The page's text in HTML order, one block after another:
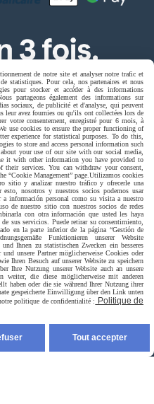
rapide
et union europeen
de notre site et analyser notre trafic et
statistiques. Pour cela, nos partenaires et nous
pour stocker et accéder à des informations
partageons également des informations sur
sociaux, de publicité et d'analyse, qui peuvent
leur avez fournies ou qu'ils ont collectées lors de
votre consentement, enregistré pour 6 mois, à
use cookies to ensure the proper functioning of
experience for statistical purposes. To do this,
to store and access personal information such
your use of our site with our social media,
it with other information you have provided to
services. You can withdraw your consent,
“Cookie Management” page. Utilizamos cookies
sitio y analizar nuestro tráfico y ofrecerle una
esto, nosotros y nuestros socios podemos usar
a información personal como su visita a nuestro
de nuestro sitio con nuestros socios de redes
con otra información que usted les haya
sus servicios. Puede retirar su consentimiento,
en la parte inferior de la página “Gestión de
Funktionieren unserer Website
Ihnen zu statistischen Zwecken ein besseres
unsere Partner möglicherweise Cookies oder
Ihren Besuch auf unserer Website zu speichern
Ihre Nutzung unserer Website auch an unsere
weiter, die diese möglicherweise mit anderen
haben oder die sie während Ihrer Nutzung ihrer
gespeicherte Einwilligung über den Link unten
politique de confidentialité :
Politique de
Tout accepter